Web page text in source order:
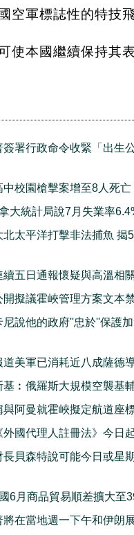
空軍標誌性的特技
使本國繼續保持其
簽署行政命令收緊「出生
中校園槍擊案增至8人死亡
大統計局說7月失業率
北太平洋打擊非法捕魚 揭
續五日通報懷疑與高溫相
開擬議霍峽管理方案文本
尼說他的政府''忠於''保護
道美軍已消耗近八成薩德
基︰俄羅斯大規模空襲基
與阿曼就霍峽擬定航道座
外國代理人註冊法》今日
長貝森特說可能今日或星
6月商品貿易順差擴大
將在當地週一下午和伊朗